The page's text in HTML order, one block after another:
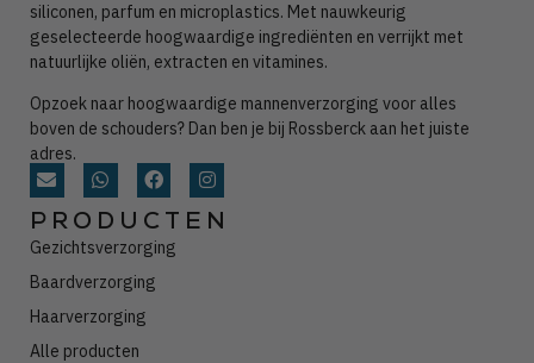
siliconen, parfum en microplastics. Met nauwkeurig
geselecteerde hoogwaardige ingrediënten en verrijkt met
natuurlijke oliën, extracten en vitamines.
Opzoek naar hoogwaardige mannenverzorging voor alles
boven de schouders? Dan ben je bij Rossberck aan het juiste
adres.
PRODUCTEN
Gezichtsverzorging
Baardverzorging
Haarverzorging
Alle producten